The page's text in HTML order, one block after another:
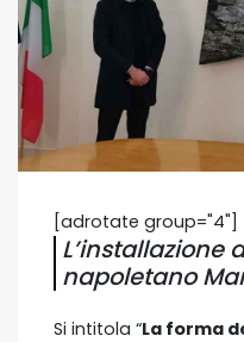
[adrotate group="4"]
L’installazione
napoletano
Si intitola “La forma